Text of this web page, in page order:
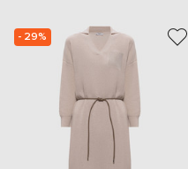
- 29%